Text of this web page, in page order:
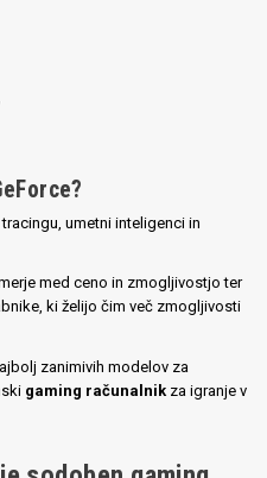
umetni inteligenci in
med ceno in zmogljivostjo ter
ki želijo čim več zmogljivosti
zanimivih modelov za
gaming računalnik za igranje v